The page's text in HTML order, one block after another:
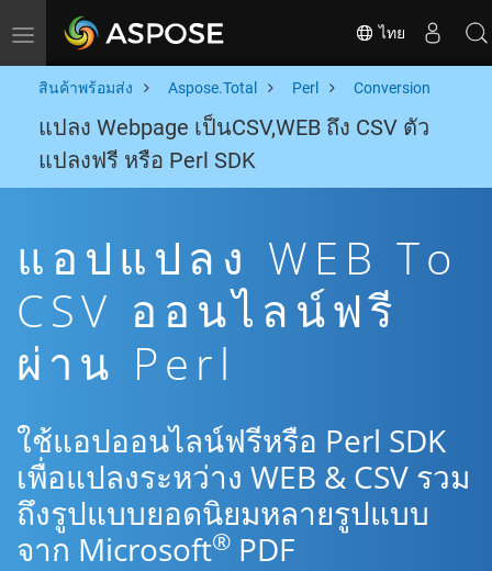
Toggle navigation ไทย
สินค้าพร้อมส่ง Aspose.Total Perl Conversion
แปลง Webpage เป็นCSV,WEB ถึง CSV ตัว
แปลงฟรี หรือ Perl SDK
แอปแปลง WEB To
CSV ออนไลน์ฟรี
ผ่าน Perl
ใช้แอปออนไลน์ฟรีหรือ Perl SDK
เพื่อแปลงระหว่าง WEB & CSV รวม
ถึงรูปแบบยอดนิยมหลายรูปแบบ
จาก Microsoft® PDF